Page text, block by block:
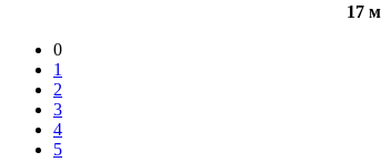
17
0
1
2
3
4
5